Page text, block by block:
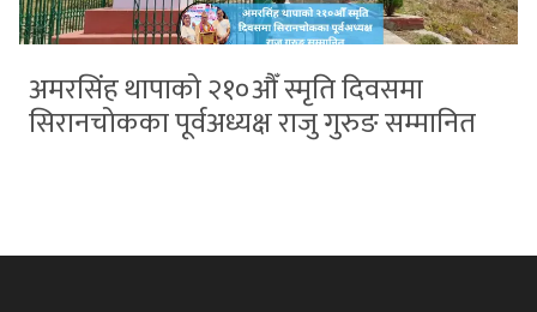
अमरसिंह थापाको २१०औँ स्मृति दिवसमा
सिरानचोकका पूर्वअध्यक्ष राजु गुरुङ सम्मानित